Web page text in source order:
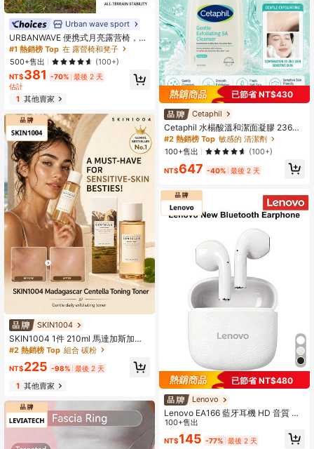
Urban wave sport
URBANWAVE 便携式月亮露营椅，成
人轻便折叠草坪椅，带收纳袋的可折
叠沙滩椅，重型躺椅，适用于户外休
闲、钓鱼、徒步旅行
#1 熱銷榜 Top 在 露營椅和凳子
500+售出
(100+)
NT$381 -70% 最後 2 天
估計
1其他賣家
SKIN1004
SKIN1004 1件 210ml 馬達加斯加積
雪草調理化妝水，熱門發光化妝水，
溫和去角質護理，輕盈不黏膩質地，
適合混合肌與日常面部護理 | 韓系保
#2 熱銷榜 Top 組合 碳粉
NT$225 -98% 最後 2 天
1其他賣家
已節省 NT$430
Cetaphil
Cetaphil 水楊酸溫和潔面凝膠 236ml
正裝/29ml 試用裝，溫和去角質與清
潔，減少瑕疵，平衡油脂分泌，適合
油性與敏感肌膚
#2 熱銷榜 Top 敏感的 清潔劑
100+售出
(100+)
NT$647 -40% 最後 2 天
已節省 NT$480
Lenovo
Lenovo EA166 藍牙耳機 HD 音質 智
慧清晰通話 IPX5 防水 低延遲 運動音
樂入耳式耳機 環繞立體聲 降噪無線藍
牙耳機
100+售出
NT$145 -77% 最後 2 天